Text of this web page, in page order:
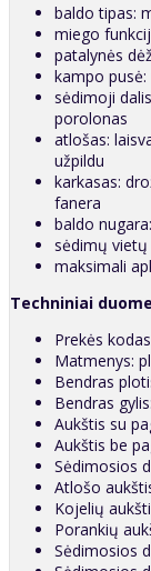
baldo tipas:
miego
patalynės
kampo pusė:
sėdimoji
porolonas
atlošas:
užpildu
karkasas:
fanera
baldo
sėdimų vietų
maksimali
Techniniai
Prekės
Matmenys:
Bendras
Bendras
Aukštis su
Aukštis be
Sėdimosios
Atlošo
Kojelių
Porankių
Sėdimosios